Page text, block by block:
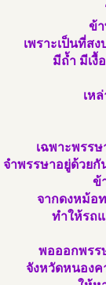
ข้า
เพราะเป็นที่ส
มีถ้ำ มีเ
เห
เฉพาะพรร
จำพรรษาอยู่ด้วยกั
ข้
จากดงหม้อ
ทำให้รถ
พอออกพรร
จังหวัดหนองค